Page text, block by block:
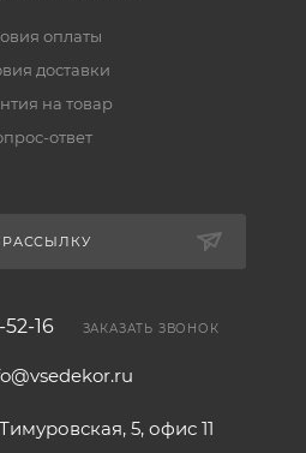
оплаты
доставки
на товар
ответ
52-16 ЗАКАЗАТЬ ЗВОНОК
5, офис 11